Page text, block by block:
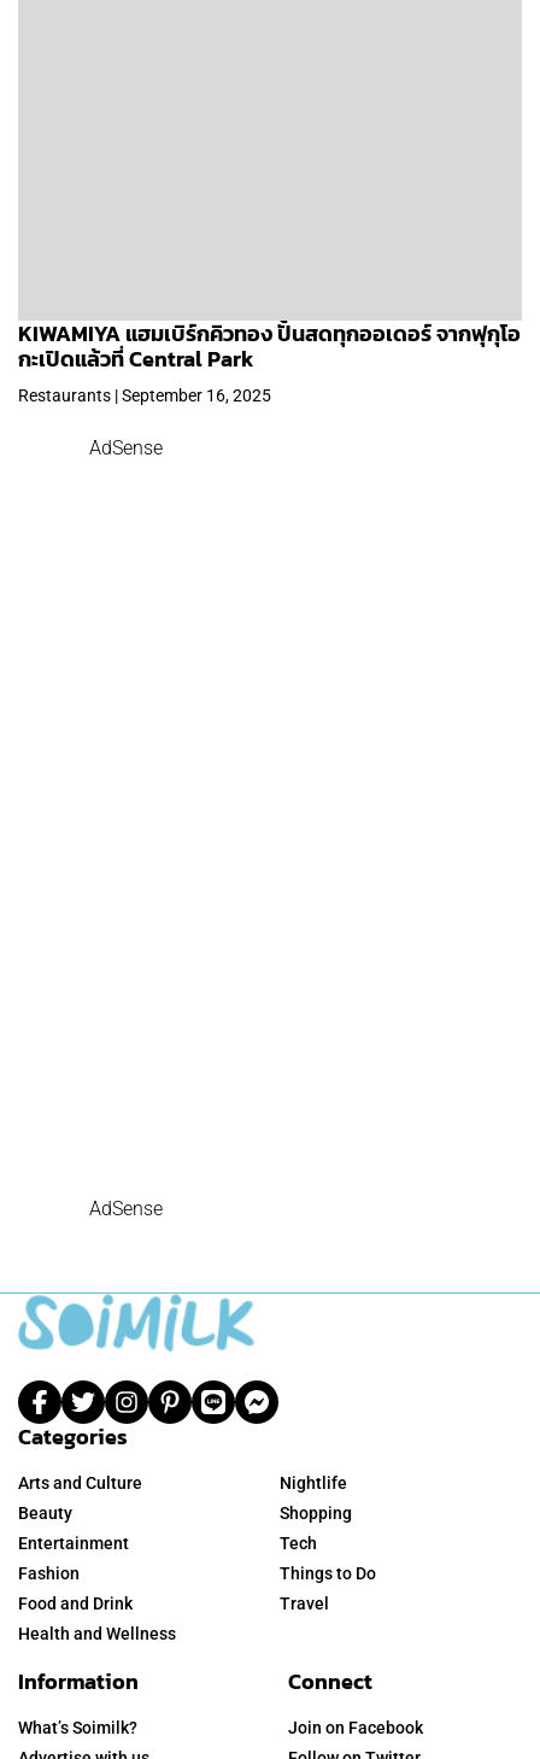
KIWAMIYA แฮมเบิร์กคิวทอง ปั้นสดทุกออเดอร์ จากฟุกุโอ
กะเปิดแล้วที่ Central Park
Restaurants | September 16, 2025
AdSense
AdSense
Categories
Arts and Culture
Beauty
Entertainment
Fashion
Food and Drink
Health and Wellness
Nightlife
Shopping
Tech
Things to Do
Travel
Information
What’s Soimilk?
Connect
Join on Facebook